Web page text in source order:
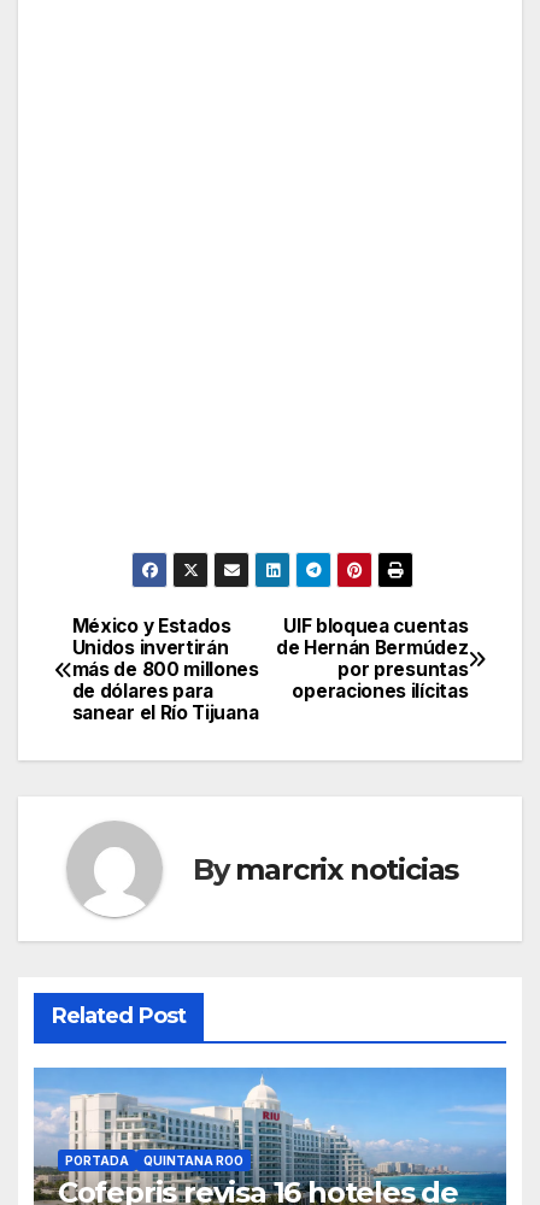
Post
navigation
UIF bloquea cuentas
de Hernán Bermúdez
por presuntas
operaciones ilícitas
México y Estados
Unidos invertirán
más de 800 millones
de dólares para
sanear el Río Tijuana
Bymarcrix noticias
Related Post
PORTADA QUINTANA ROO
Cofepris revisa 16 hoteles de